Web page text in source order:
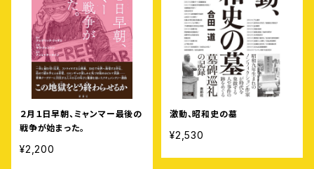
２月１日早朝、ミャンマー最後の
戦争が始まった。
¥2,200
激動、昭和史の墓
¥2,530